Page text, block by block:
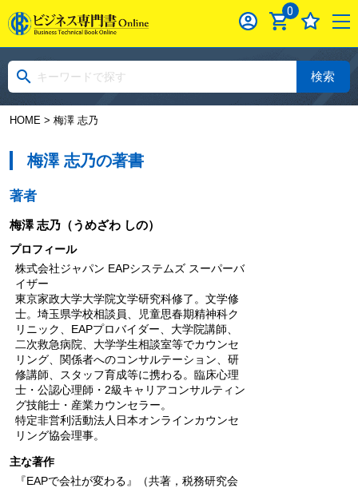
0
検索
HOME> 梅澤 志乃
梅澤 志乃の著書
著者
梅澤 志乃（うめざわ しの）
プロフィール
株式会社ジャパン EAPシステムズ スーパーバ
イザー
東京家政大学大学院文学研究科修了。文学修
士。埼玉県学校相談員、児童思春期精神科ク
リニック、EAPプロバイダー、大学院講師、
二次救急病院、大学学生相談室等でカウンセ
リング、関係者へのコンサルテーション、研
修講師、スタッフ育成等に携わる。臨床心理
士・公認心理師・2級キャリアコンサルティン
グ技能士・産業カウンセラー。
特定非営利活動法人日本オンラインカウンセ
リング協会理事。
主な著作
『EAPで会社が変わる』（共著，税務研究会